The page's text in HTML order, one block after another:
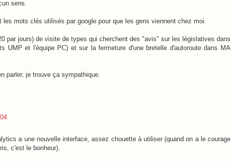
sens.
mots clés utilisés par google pour que les gens viennent chez moi.
par jours) de visite de types qui cherchent des "avis" sur les législatives dans
UMP et l'équipe PC) et sur la fermeture d'une bretelle d'autoroute dans MA
parler, je trouve ça sympathique.
a une nouvelle interface, assez chouette à utiliser (quand on a le courage
c'est le bonheur).